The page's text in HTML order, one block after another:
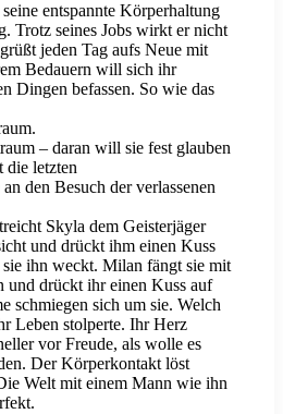
entspannte Körperhaltung
Trotz seines Jobs wirkt er nicht
jeden Tag aufs Neue mit
Bedauern will sich ihr
Dingen befassen. So wie das
– daran will sie fest glauben
die letzten
den Besuch der verlassenen
Skyla dem Geisterjäger
und drückt ihm einen Kuss
ihn weckt. Milan fängt sie mit
und drückt ihr einen Kuss auf
schmiegen sich um sie. Welch
Leben stolperte. Ihr Herz
vor Freude, als wolle es
Der Körperkontakt löst
Welt mit einem Mann wie ihn